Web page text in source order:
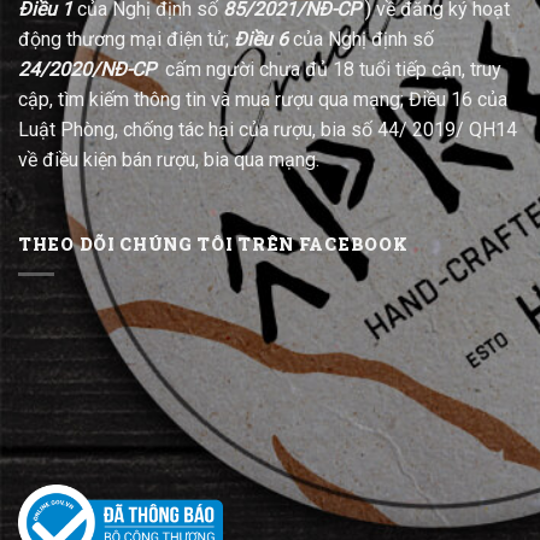
Điều 1của Nghị định số 85/2021/NĐ-CP) về đăng ký hoạt
động thương mại điện tử; Điều 6của Nghị định số
24/2020/NĐ-CPcấm người chưa đủ 18 tuổi tiếp cận, truy
cập, tìm kiếm thông tin và mua rượu qua mạng; Điều 16 của
Luật Phòng, chống tác hại của rượu, bia số 44/ 2019/ QH14
về điều kiện bán rượu, bia qua mạng.
THEO DÕI CHÚNG TÔI TRÊN FACEBOOK